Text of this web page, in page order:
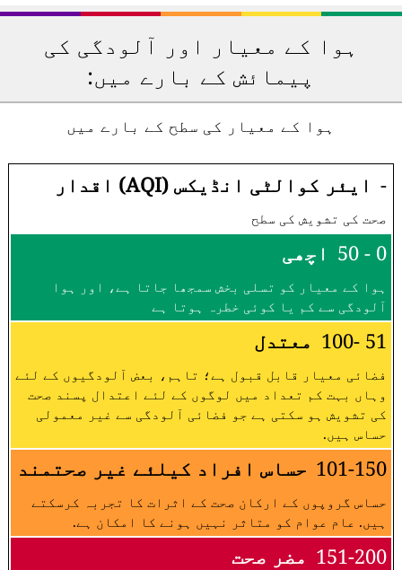
ہوا کے معیار اور آلودگی کی
پیمائش کے بارے میں:
ہوا کے معیار کی سطح کے بارے میں
- ایئر کوالٹی انڈیکس (AQI) اقدار
صحت کی تشویش کی سطح
0 - 50 اچھی
ہوا کے معیار کو تسلی بخش سمجھا جاتا ہے، اور ہوا
آلودگی سے کم یا کوئی خطرہ ہوتا ہے
51 -100 معتدل
فضائی معیار قابل قبول ہے؛ تاہم، بعض آلودگیوں کے لئے
وہاں بہت کم تعداد میں لوگوں کے لئے اعتدال پسند صحت
کی تشویش ہو سکتی ہے جو فضائی آلودگی سے غیر معمولی
حساس ہیں.
101-150 حساس افراد کیلئے غیر صحتمند
حساس گروپوں کے ارکان صحت کے اثرات کا تجربہ کرسکتے
ہیں. عام عوام کو متاثر نہیں ہونے کا امکان ہے.
151-200 مضر صحت